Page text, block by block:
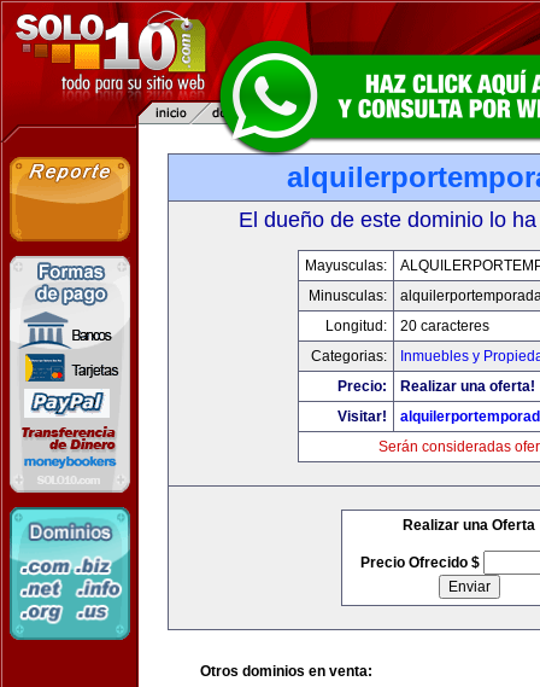
El dueño de este dominio lo
Mayusculas:
Minusculas:
Longitud:
20 caracteres
Categorias:
Inmuebles y
Precio:
Realizar una oferta!
Visitar!
Serán consideradas
Realizar una Oferta
Precio Ofrecido $
Otros dominios en venta: